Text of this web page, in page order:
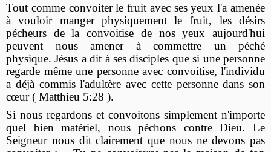
Tout comme convoiter le fruit avec ses yeux l'a amenée
à vouloir manger physiquement le fruit, les désirs
pécheurs de la convoitise de nos yeux aujourd'hui
peuvent nous amener à commettre un péché
physique. Jésus a dit à ses disciples que si une personne
regarde même une personne avec convoitise, l'individu
a déjà commis l'adultère avec cette personne dans son
cœur ( Matthieu 5:28 ).
Si nous regardons et convoitons simplement n'importe
quel bien matériel, nous péchons contre Dieu. Le
Seigneur nous dit clairement que nous ne devons pas